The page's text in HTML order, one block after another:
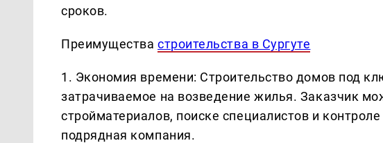
сроков.
Преимуществастроительства в Сургуте
1. Экономия времени: Строительство домов под
затрачиваемое на возведение жилья. Заказчик
стройматериалов, поиске специалистов и
подрядная компания.